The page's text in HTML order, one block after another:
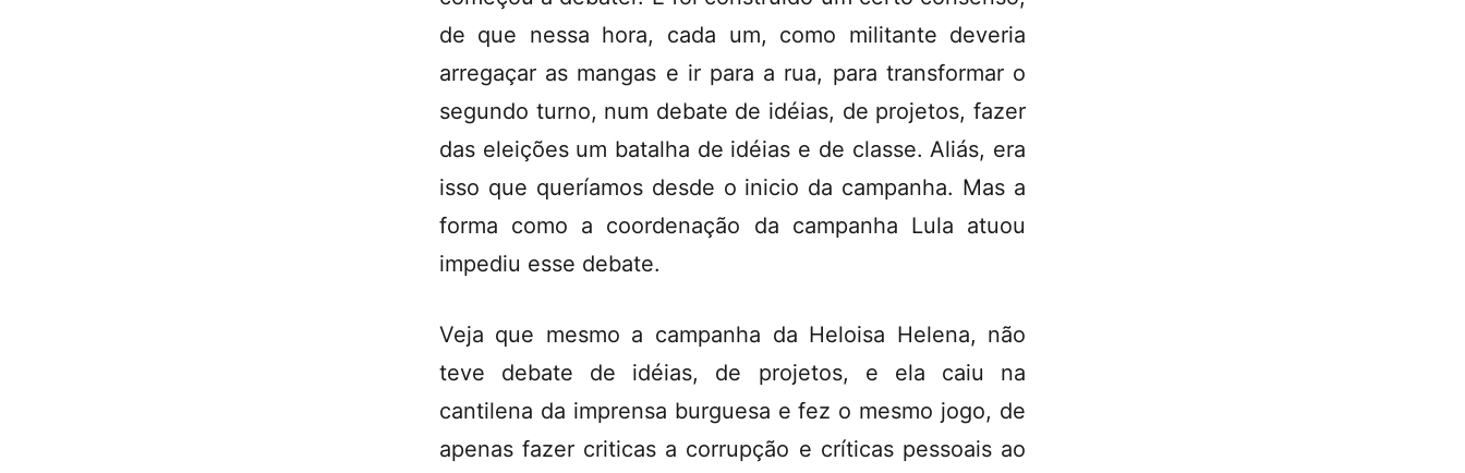
de que nessa hora, cada um, como militante deveria
arregaçar as mangas e ir para a rua, para transformar o
segundo turno, num debate de idéias, de projetos, fazer
das eleições um batalha de idéias e de classe. Aliás, era
isso que queríamos desde o inicio da campanha. Mas a
forma como a coordenação da campanha Lula atuou
impediu esse debate.
Veja que mesmo a campanha da Heloisa Helena, não
teve debate de idéias, de projetos, e ela caiu na
cantilena da imprensa burguesa e fez o mesmo jogo, de
apenas fazer criticas a corrupção e críticas pessoais ao